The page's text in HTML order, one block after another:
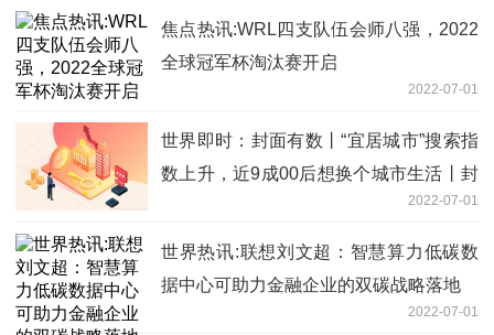
焦点热讯:WRL四支队伍会师八强，2022
全球冠军杯淘汰赛开启
2022-07-01
世界即时：封面有数丨“宜居城市”搜索指
数上升，近9成00后想换个城市生活丨封
2022-07-01
世界热讯:联想刘文超：智慧算力低碳数
据中心可助力金融企业的双碳战略落地
2022-07-01